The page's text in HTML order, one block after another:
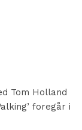
Tom Holland
foregår i